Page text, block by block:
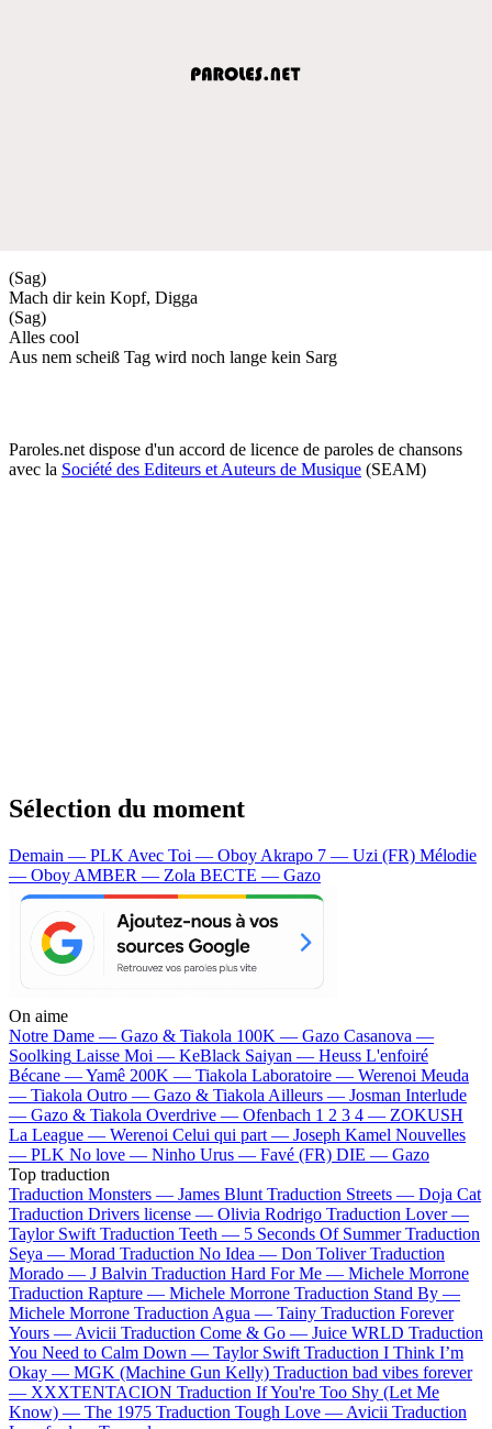
(Sag)
Mach dir kein Kopf, Digga
(Sag)
Alles cool
Aus nem scheiß Tag wird noch lange kein Sarg
Paroles.net dispose d'un accord de licence de paroles de chansons
avec la Société des Editeurs et Auteurs de Musique (SEAM)
Sélection du moment
Demain — PLK Avec Toi — Oboy Akrapo 7 — Uzi (FR) Mélodie
— Oboy AMBER — Zola BECTE — Gazo
On aime
Notre Dame — Gazo & Tiakola 100K — Gazo Casanova —
Soolking Laisse Moi — KeBlack Saiyan — Heuss L'enfoiré
Bécane —Yamê 200K — Tiakola Laboratoire — Werenoi Meuda
— Tiakola Outro — Gazo & Tiakola Ailleurs — Josman Interlude
— Gazo & Tiakola Overdrive — Ofenbach 1 2 3 4 — ZOKUSH
La League — Werenoi Celui qui part — Joseph Kamel Nouvelles
— PLK No love — Ninho Urus — Favé (FR) DIE — Gazo
Top traduction
Traduction Monsters — James Blunt Traduction Streets — Doja Cat
Traduction Drivers license — Olivia Rodrigo Traduction Lover —
Taylor Swift Traduction Teeth — 5 Seconds Of Summer Traduction
Seya — Morad Traduction No Idea — Don Toliver Traduction
Morado — J Balvin Traduction Hard For Me — Michele Morrone
Traduction Rapture — Michele Morrone Traduction Stand By —
Michele Morrone Traduction Agua — Tainy Traduction Forever
Yours — Avicii Traduction Come & Go — Juice WRLD Traduction
You Need to Calm Down — Taylor Swift Traduction I Think I’m
Okay — MGK (Machine Gun Kelly) Traduction bad vibes forever
— XXXTENTACION Traduction If You're Too Shy (Let Me
Know) — The 1975 Traduction Tough Love — Avicii Traduction